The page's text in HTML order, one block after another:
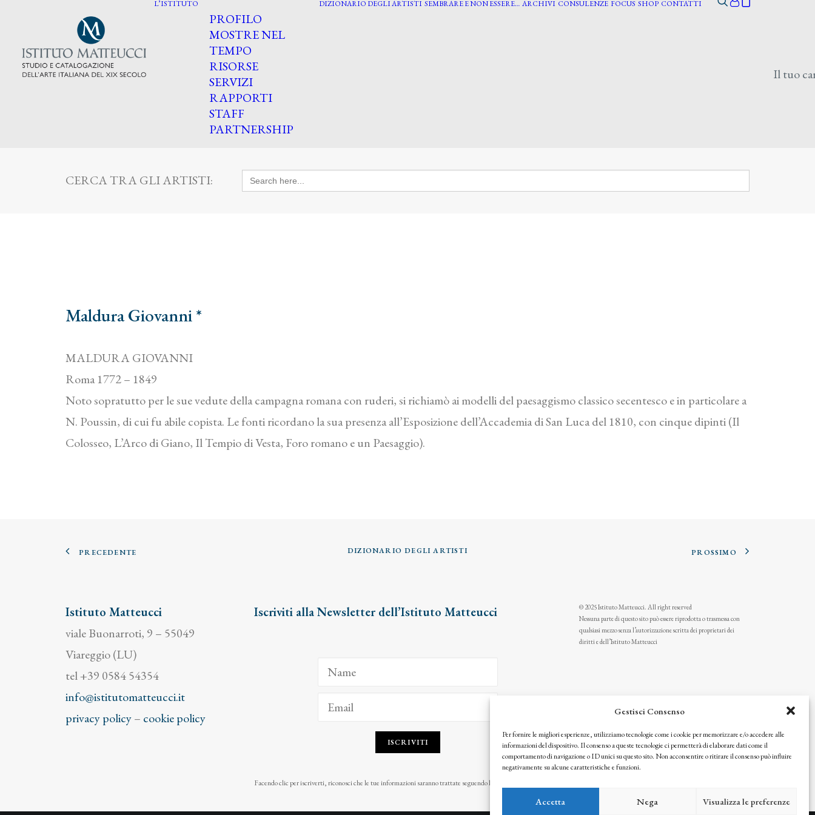
Gestisci Consenso
Per fornire le migliori esperienze, utilizziamo tecnologie come i cookie per memorizzare e/o accedere alle
informazioni del dispositivo. Il consenso a queste tecnologie ci permetterà di elaborare dati come il
comportamento di navigazione o ID unici su questo sito. Non acconsentire o ritirare il consenso può influire
negativamente su alcune caratteristiche e funzioni.
Accetta Nega Visualizza le preferenze
L’ISTITUTO
PROFILO
MOSTRE NEL
TEMPO
RISORSE
SERVIZI
RAPPORTI
STAFF
PARTNERSHIP
DIZIONARIO DEGLI ARTISTI SEMBRARE E NON ESSERE… ARCHIVI CONSULENZE FOCUS SHOP CONTATTI
Il tuo
CERCA TRA GLI ARTISTI: Search
for:
Maldura Giovanni *
MALDURA GIOVANNI
Roma 1772 – 1849
Noto sopratutto per le sue vedute della campagna romana con ruderi, si richiamò ai modelli del paesaggismo classico secentesco e in particolare a
N. Poussin, di cui fu abile copista. Le fonti ricordano la sua presenza all’Esposizione dell’Accademia di San Luca del 1810, con cinque dipinti (Il
Colosseo, L’Arco di Giano, Il Tempio di Vesta, Foro romano e un Paesaggio).
PRECEDENTE DIZIONARIO DEGLI ARTISTI PROSSIMO
Istituto Matteucci
viale Buonarroti, 9 – 55049
Viareggio (LU)
tel +39 0584 54354
info@istitutomatteucci.it
privacy policy– cookie policy
Iscriviti alla Newsletter dell’Istituto Matteucci
ISCRIVITI
Facendo clic per iscriverti, riconosci che le tue informazioni saranno trattate seguendo la nostra
© 2025 Istituto Matteucci. All right reserved
Nessuna parte di questo sito può essere riprodotta o trasmessa con
qualsiasi mezzo senza l’autorizzazione scritta dei proprietari dei
diritti e dell’Istituto Matteucci